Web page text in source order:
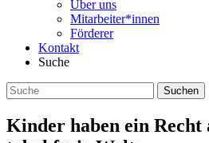
Über uns
Mitarbeiter*innen
Förderer
Kontakt
Suche
Kinder haben ein Recht